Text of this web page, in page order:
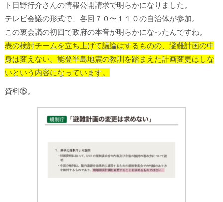
ト日野行介さんの情報公開請求で明らかになりました。
テレビ会議の形式で、各回７０〜１１０の自治体が参加。
この裏会議の初回で政府の本音が明らかになったんですね。
表の検討チームを立ち上げて議論はするものの、避難計画の中
身は変えない。 能登半島地震の教訓を踏まえた計画変更はしな
いという内容になっています。
資料⑮。